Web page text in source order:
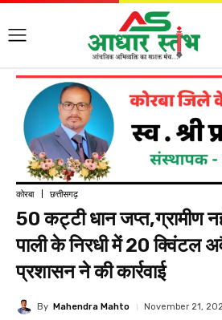
कोरबा छत्तीसगढ़
50 कट्टी धान जप्त,ग्रामीण
पाली के निरधी में 20 क्विंटल
प्रशासन ने की कार्रवाई
By Mahendra Mahto November 21,